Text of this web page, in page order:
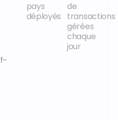
pays
déployés
de
transactions
gérées
chaque
jour